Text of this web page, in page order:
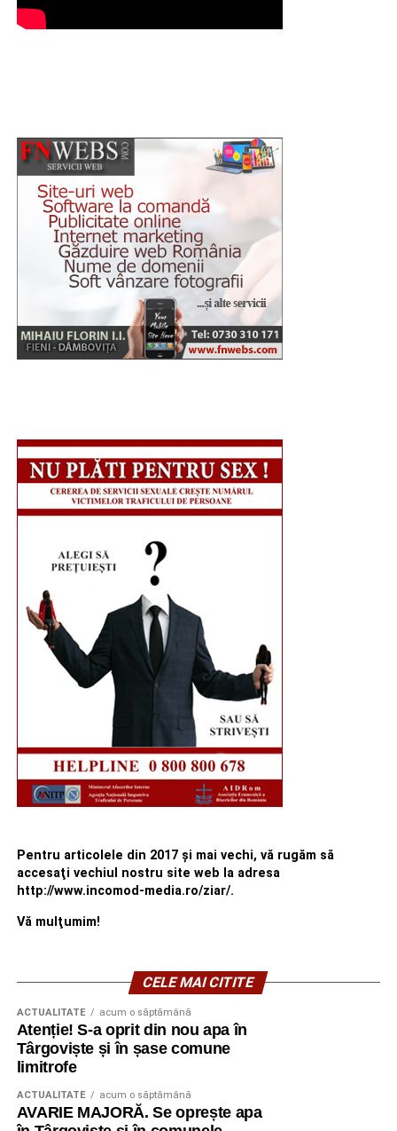
Pentru articolele din 2017 şi mai vechi, vă rugăm să
accesaţi vechiul nostru site web la adresa
http://www.incomod-media.ro/ziar/.
Vă mulţumim!
CELE MAI CITITE
ACTUALITATE acum o săptămână
Atenție! S-a oprit din nou apa în
Târgoviște și în șase comune
limitrofe
ACTUALITATE acum o săptămână
AVARIE MAJORĂ. Se oprește apa